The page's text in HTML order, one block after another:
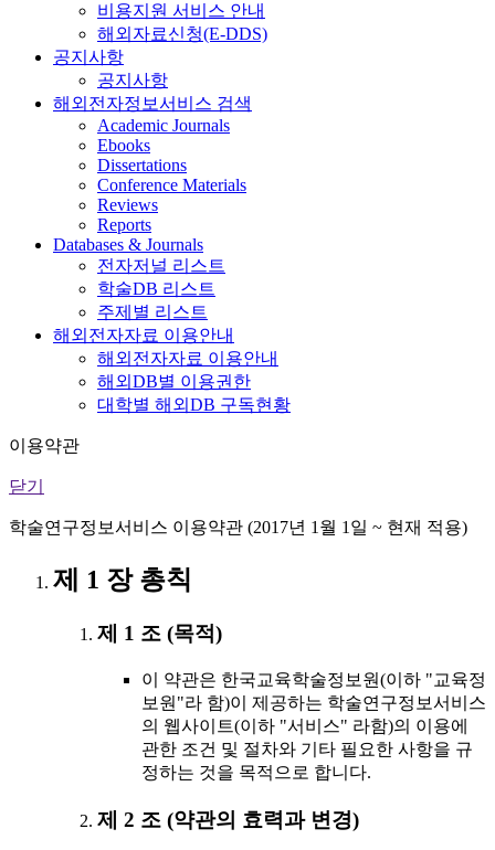
비용지원 서비스 안내
해외자료신청(E-DDS)
공지사항
공지사항
해외전자정보서비스 검색
Academic Journals
Ebooks
Dissertations
Conference Materials
Reviews
Reports
Databases & Journals
전자저널 리스트
학술DB 리스트
주제별 리스트
해외전자자료 이용안내
해외전자자료 이용안내
해외DB별 이용권한
대학별 해외DB 구독현황
이용약관
닫기
학술연구정보서비스 이용약관 (2017년 1월 1일 ~ 현재 적용)
제 1 장 총칙
제 1 조 (목적)
이 약관은 한국교육학술정보원(이하 "교육정
보원"라 함)이 제공하는 학술연구정보서비스
의 웹사이트(이하 "서비스" 라함)의 이용에
관한 조건 및 절차와 기타 필요한 사항을 규
정하는 것을 목적으로 합니다.
제 2 조 (약관의 효력과 변경)